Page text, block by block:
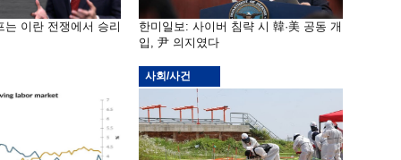
는 이란 전쟁에서 승리
한미일보: 사이버 침략 시 韓·美 공동 개
입, 尹 의지였다
사회/사건